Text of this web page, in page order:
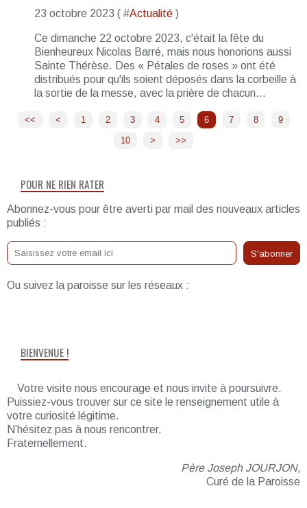
23 octobre 2023 ( #Actualité )
Ce dimanche 22 octobre 2023, c'était la fête du
Bienheureux Nicolas Barré, mais nous honorions aussi
Sainte Thérèse. Des « Pétales de roses » ont été
distribués pour qu'ils soient déposés dans la corbeille à
la sortie de la messe, avec la prière de chacun...
<< < 1 2 3 4 5 6 7 8
9
10
20
30
40
> >>
POUR NE RIEN RATER
Abonnez-vous pour être averti par mail des nouveaux articles
publiés :
Ou suivez la paroisse sur les réseaux :
BIENVENUE !
Votre visite nous encourage et nous invite à poursuivre.
Puissiez-vous trouver sur ce site le renseignement utile à
votre curiosité légitime.
N’hésitez pas à nous rencontrer.
Fraternellement.
Père Joseph JOURJON,
Curé de la Paroisse